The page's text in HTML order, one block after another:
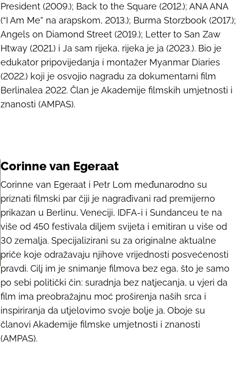
President (2009.); Back to the Square (2012.); ANA ANA
(“I Am Me” na arapskom, 2013.); Burma Storzbook (2017.);
Angels on Diamond Street (2019.); Letter to San Zaw
Htway (2021.) i Ja sam rijeka, rijeka je ja (2023.). Bio je
edukator pripovijedanja i montažer Myanmar Diaries
(2022.) koji je osvojio nagradu za dokumentarni film
Berlinalea 2022. Član je Akademije filmskih umjetnosti i
znanosti (AMPAS).
Corinne van Egeraat
Corinne van Egeraat i Petr Lom međunarodno su
priznati filmski par čiji je nagrađivani rad premijerno
prikazan u Berlinu, Veneciji, IDFA-i i Sundanceu te na
više od 450 festivala diljem svijeta i emitiran u više od
30 zemalja. Specijalizirani su za originalne aktualne
priče koje odražavaju njihove vrijednosti posvećenosti
pravdi. Cilj im je snimanje filmova bez ega, što je samo
po sebi politički čin: suradnja bez natjecanja, u vjeri da
film ima preobražajnu moć proširenja naših srca i
inspiriranja da utjelovimo svoje bolje ja. Oboje su
članovi Akademije filmske umjetnosti i znanosti
(AMPAS).